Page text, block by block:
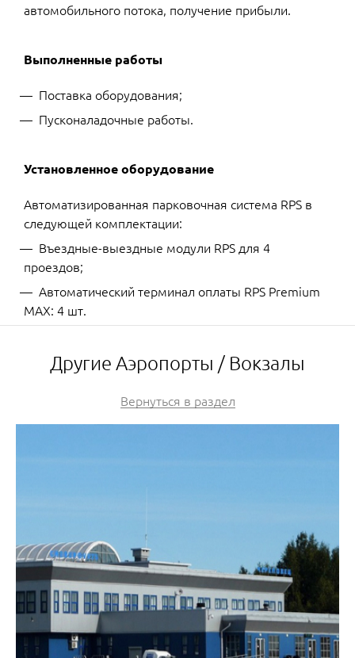
автомобильного потока, получение прибыли.
Выполненные работы
Поставка оборудования;
Пусконаладочные работы.
Установленное оборудование
Автоматизированная парковочная система RPS в
следующей комплектации:
Въездные-выездные модули RPS для 4
проездов;
Автоматический терминал оплаты RPS Premium
MAX: 4 шт.
Другие Аэропорты / Вокзалы
Вернуться в раздел